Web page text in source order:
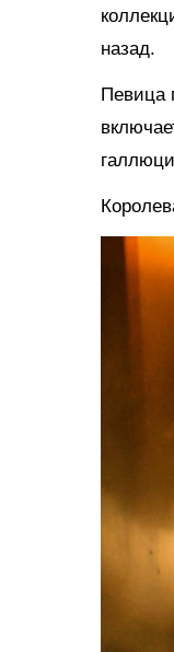
назад.
Певица